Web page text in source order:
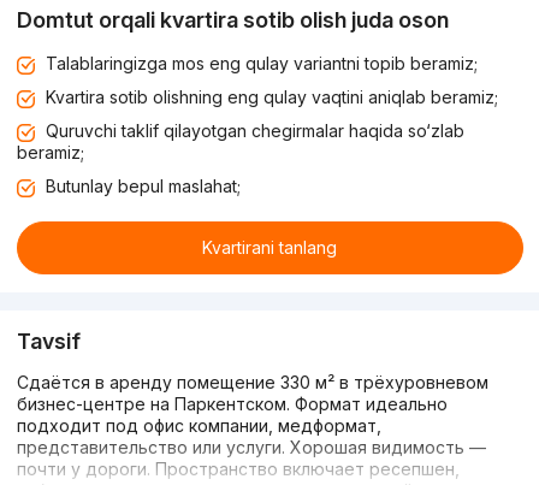
Domtut orqali kvartira sotib olish juda oson
Talablaringizga mos eng qulay variantni topib beramiz;
Kvartira sotib olishning eng qulay vaqtini aniqlab beramiz;
Quruvchi taklif qilayotgan chegirmalar haqida so‘zlab
beramiz;
Butunlay bepul maslahat;
Kvartirani tanlang
Tavsif
Сдаётся в аренду помещение 330 м² в трёхуровневом
бизнес-центре на Паркентском. Формат идеально
подходит под офис компании, медформат,
представительство или услуги. Хорошая видимость —
почти у дороги. Пространство включает ресепшен,